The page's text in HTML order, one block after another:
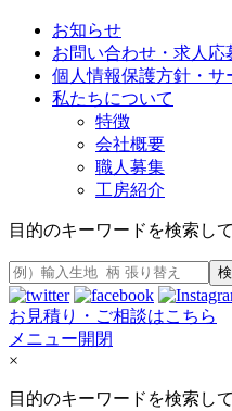
お知らせ
お問い合わせ・求人応
個人情報保護方針・サ
私たちについて
特徴
会社概要
職人募集
工房紹介
目的のキーワードを検索し
お見積り・ご相談はこちら
メニュー開閉
×
目的のキーワードを検索し